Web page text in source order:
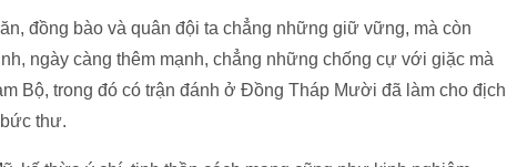
đồng bào và quân đội ta chẳng những giữ vững, mà còn
ngày càng thêm mạnh, chẳng những chống cự với giặc mà
Bộ, trong đó có trận đánh ở Đồng Tháp Mười đã làm cho địch
thư.